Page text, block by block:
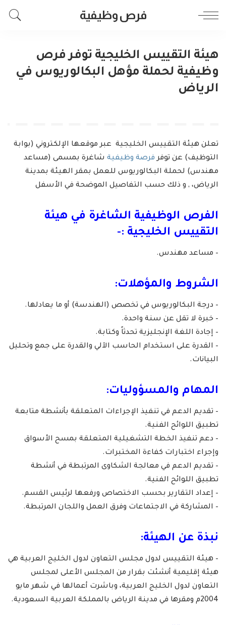
فرص وظيفية
هيئة التقييس الخليجية توفر فرص
وظيفية لحملة مؤهل البكالوريوس في
الرياض
تعلن هيئة التقييس الخليجية عبر موقعها الإلكتروني (بوابة
التوظيف) عن توفرفرصة وظيفية شاغرة بمسمى (مساعد
مهندس) لحملة البكالوريوس للعمل بمقر الهيئة بمدينة
الرياض، , و ذلك حسب التفاصيل الموضحة في الأسفل
الفرص الوظيفية الشاغرة في هيئة
التقييس الخليجية :-
– مساعد مهندس.
الشروط والمؤهلات:
– درجة البكالوريوس في تخصص (الهندسة) أو ما يعادلها.
– خبرة لا تقل عن سنة واحدة.
– إجادة اللغة الإنجليزية تحدثاً وكتابة.
– القدرة على استخدام الحاسب الآلي والقدرة على جمع وتحليل
البيانات.
المهام والمسؤوليات:
– تقديم الدعم في تنفيذ الإجراءات المتعلقة بأنشطة متابعة
تطبيق اللوائح الفنية.
– دعم تنفيذ الخطة التشغيلية المتعلقة بمسح الأسواق
وإجراء اختبارات كفاءة المختبرات.
– تقديم الدعم في معالجة الشكاوى المرتبطة في أنشطة
تطبيق اللوائح الفنية.
– إعداد التقارير بحسب الاختصاص ورفعها لرئيس القسم.
– المشاركة في الاجتماعات وفرق العمل واللجان المرتبطة.
نبذة عن الهيئة:
– هيئة التقييس لدول مجلس التعاون لدول الخليج العربية هي
هيئة إقليمية أنشئت بقرار من المجلس الأعلى لمجلس
التعاون لدول الخليج العربية، وباشرت أعمالها في شهر مايو
2004م ومقرها في مدينة الرياض بالمملكة العربية السعودية.